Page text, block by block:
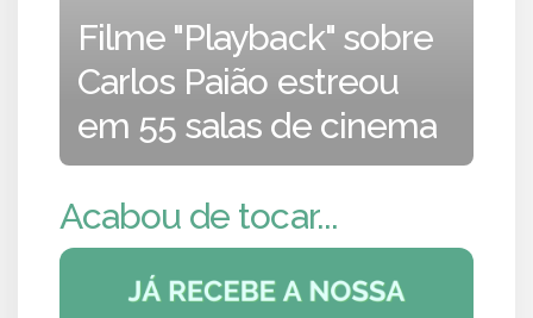
Filme "Playback" sobre
Carlos Paião estreou
em 55 salas de cinema
Acabou de tocar...